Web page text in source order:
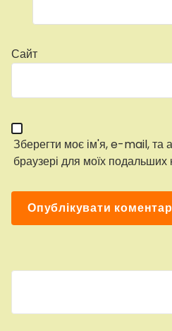
Сайт
Зберегти моє ім'я, e-mail, та
браузері для моїх подальших